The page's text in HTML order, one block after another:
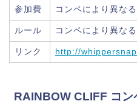
参加費 コンペにより異なる
ルール コンペにより異なる
リンク http://
RAINBOW CLIFF コン